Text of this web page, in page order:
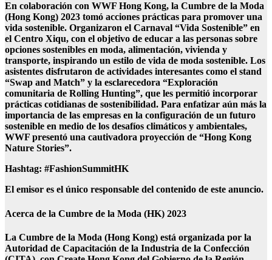
En colaboración con WWF Hong Kong, la Cumbre de la Moda
(Hong Kong) 2023 tomó acciones prácticas para promover una
vida sostenible. Organizaron el Carnaval “Vida Sostenible” en
el Centro Xiqu, con el objetivo de educar a las personas sobre
opciones sostenibles en moda, alimentación, vivienda y
transporte, inspirando un estilo de vida de moda sostenible. Los
asistentes disfrutaron de actividades interesantes como el stand
“Swap and Match” y la esclarecedora “Exploración
comunitaria de Rolling Hunting”, que les permitió incorporar
prácticas cotidianas de sostenibilidad. Para enfatizar aún más la
importancia de las empresas en la configuración de un futuro
sostenible en medio de los desafíos climáticos y ambientales,
WWF presentó una cautivadora proyección de “Hong Kong
Nature Stories”.
Hashtag: #FashionSummitHK
El emisor es el único responsable del contenido de este anuncio.
Acerca de la Cumbre de la Moda (HK) 2023
La Cumbre de la Moda (Hong Kong) está organizada por la
Autoridad de Capacitación de la Industria de la Confección